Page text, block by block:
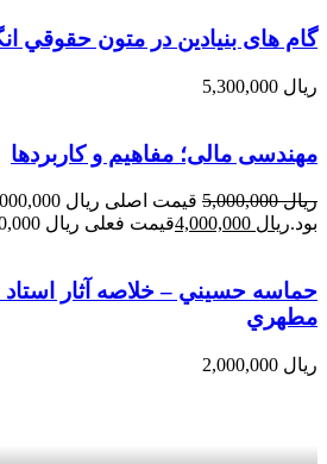
گام های بنیادین در متون حقوقي
ریال
مهندسی مالی؛ مفاهیم و کاربردها
ریال5,000,000
قیمت اصلی ریال
بود.ریال قیمت فعلی ریال 4,000,000 است.
حماسه حسيني – خلاصه آثار
مطهري
ریال